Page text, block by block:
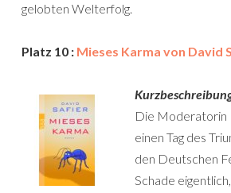
gelobten Welterfolg.
Platz 10 : Mieses Karma von David
Die Moderatorin
einen Tag des
den Deutschen
Schade